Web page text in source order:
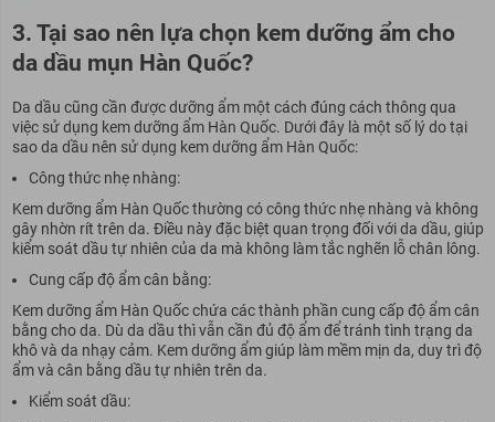
3. Tại sao nên lựa chọn kem dưỡng ẩm cho
da dầu mụn Hàn Quốc?
Da dầu cũng cần được dưỡng ẩm một cách đúng cách thông qua
việc sử dụng kem dưỡng ẩm Hàn Quốc. Dưới đây là một số lý do tại
sao da dầu nên sử dụng kem dưỡng ẩm Hàn Quốc:
Công thức nhẹ nhàng:
Kem dưỡng ẩm Hàn Quốc thường có công thức nhẹ nhàng và không
gây nhờn rít trên da. Điều này đặc biệt quan trọng đối với da dầu, giúp
kiểm soát dầu tự nhiên của da mà không làm tắc nghẽn lỗ chân lông.
Cung cấp độ ẩm cân bằng:
Kem dưỡng ẩm Hàn Quốc chứa các thành phần cung cấp độ ẩm cân
bằng cho da. Dù da dầu thì vẫn cần đủ độ ẩm để tránh tình trạng da
khô và da nhạy cảm. Kem dưỡng ẩm giúp làm mềm mịn da, duy trì độ
ẩm và cân bằng dầu tự nhiên trên da.
Kiểm soát dầu: